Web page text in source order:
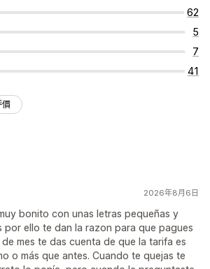
62
5
7
41
價
2026年8月6日
bonito con unas letras pequeñas y
por ello te dan la razon para que pagues
de mes te das cuenta de que la tarifa es
o más que antes. Cuando te quejas te